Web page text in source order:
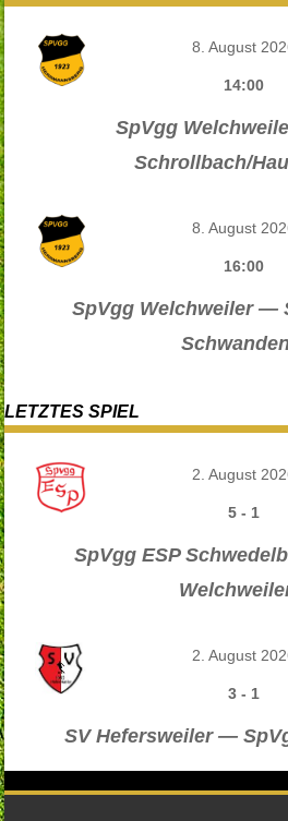
8. August
14:00
SpVgg
Schrollbach/
8. August
16:00
SpVgg Welchweiler —
LETZTES SPIEL
2. August
5 - 1
SpVgg ESP
2. August
3 - 1
SV Hefersweiler —